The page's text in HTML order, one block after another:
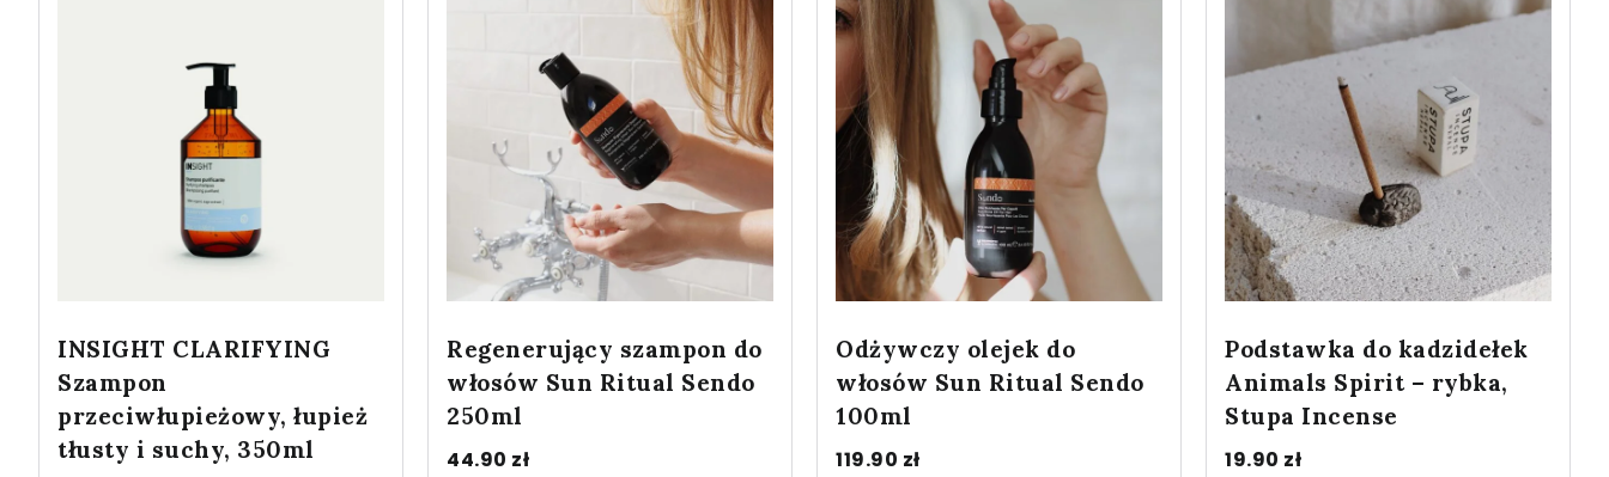
INSIGHT CLARIFYING
Szampon
przeciwłupieżowy, łupież
tłusty i suchy, 350ml
Regenerujący szampon do
włosów Sun Ritual Sendo
250ml
44.90 zł
Odżywczy olejek do
włosów Sun Ritual Sendo
100ml
119.90 zł
Podstawka do kadzidełek
Animals Spirit – rybka,
Stupa Incense
19.90 zł